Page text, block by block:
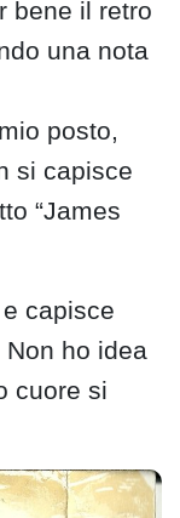
bene il retro
una nota
posto,
si capisce
“James
capisce
Non ho idea
cuore si